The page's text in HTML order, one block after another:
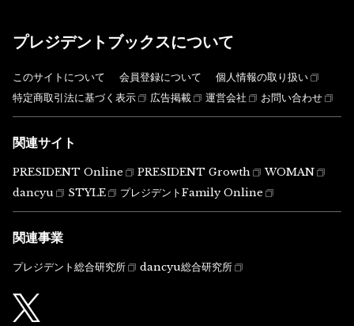
プレジデントブックスについて
このサイトについて 会員登録について
個人情報の取り扱い
特定商取引法に基づく表示
広告掲載 運営会社 お問い合わせ
関連サイト
PRESIDENT Online PRESIDENT Growth
WOMAN
dancyu
STYLE プレジデントFamily Online
関連事業
プレジデント総合研究所 dancyu総合研究所